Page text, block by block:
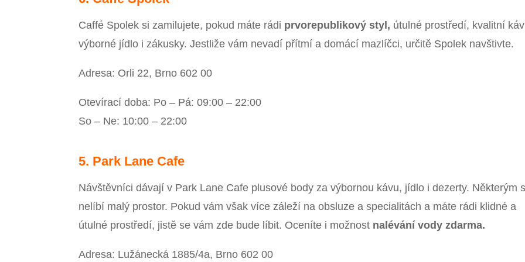
Caffé Spolek si zamilujete, pokud máte rádi prvorepublikový styl, útulné prostředí, kvalitní
výborné jídlo i zákusky. Jestliže vám nevadí přítmí a domácí mazlíčci, určitě Spolek navštivte.
Adresa: Orli 22, Brno 602 00
Otevírací doba: Po – Pá: 09:00 – 22:00
So – Ne: 10:00 – 22:00
5. Park Lane Cafe
Návštěvníci dávají v Park Lane Cafe plusové body za výbornou kávu, jídlo i dezerty. Některým
nelíbí malý prostor. Pokud vám však více záleží na obsluze a specialitách a máte rádi klidné a
útulné prostředí, jistě se vám zde bude líbit. Oceníte i možnost nalévání vody zdarma.
Adresa: Lužánecká 1885/4a, Brno 602 00